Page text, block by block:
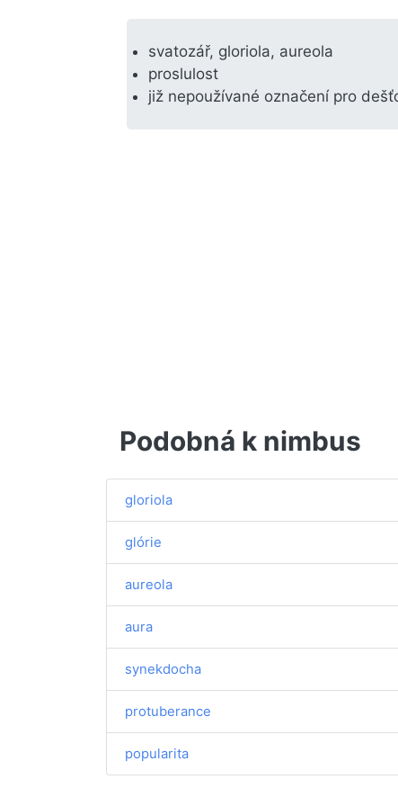
svatozář, gloriola, aureola
proslulost
již nepoužívané označení pro
Podobná k nimbus
gloriola
glórie
aureola
aura
synekdocha
protuberance
popularita